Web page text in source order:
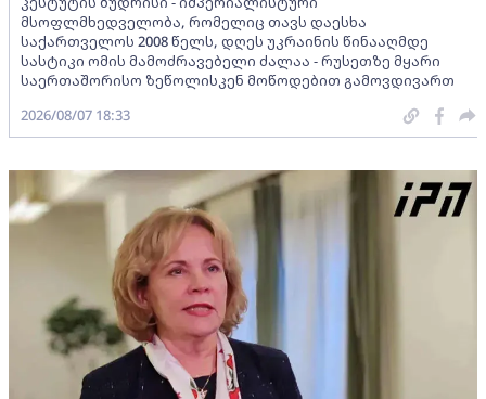
მსოფლმხედველობა, რომელიც თავს დაესხა
საქართველოს 2008 წელს, დღეს უკრაინის წინააღმდე
სასტიკი ომის მამოძრავებელი ძალაა - რუსეთზე მყარი
საერთაშორისო ზეწოლისკენ მოწოდებით გამოვდივართ
2026/08/07 18:33